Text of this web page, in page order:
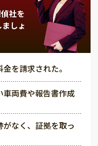
社を
しょ
を請求された。
両費や報告書作成
なく、証拠を取っ